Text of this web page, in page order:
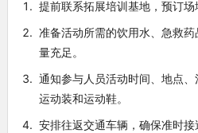
提前联系拓展培训基地，预订场
准备活动所需的饮用水、急救
量充足。
通知参与人员活动时间、地点
运动装和运动鞋。
安排往返交通车辆，确保准时接